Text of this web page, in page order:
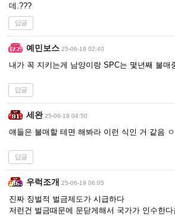
데.???
답글
예민보스 25-06-19 02:40
내가 꼭 지키는게 남양이랑 SPC는 몇년째 불매
답글
세완 25-06-19 04:50
얘들은 불매할 테면 해봐라 이런 식인 거 같음
답글
우럭조개 25-06-19 06:05
진짜 징벌적 벌금제도가 시급하다
저런건 벌금때문에 문닫게해서 국가가 인수한다